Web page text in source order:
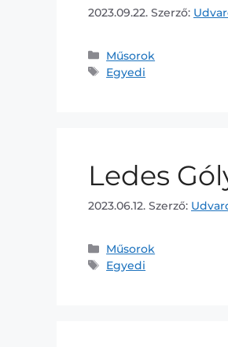
2023.09.22. Szerző:
Műsorok
Egyedi
Ledes
2023.06.12. Szerző:
Műsorok
Egyedi